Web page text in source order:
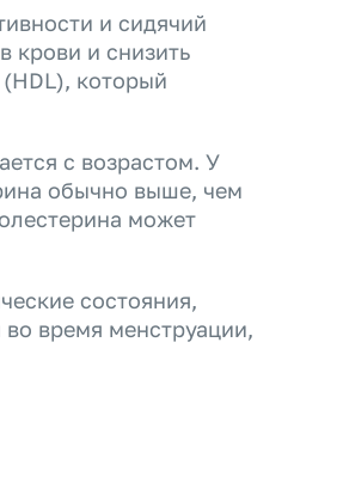
и сидячий
крови и снизить
который
с возрастом. У
обычно выше, чем
может
состояния,
время менструации,